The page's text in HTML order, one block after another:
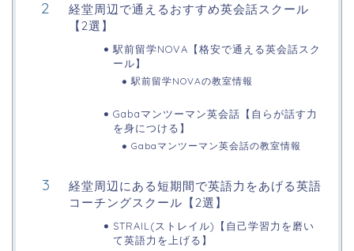
経堂周辺で通えるおすすめ英会話スクール
【2選】
駅前留学NOVA【格安で通える英会話スク
ール】
駅前留学NOVAの教室情報
Gabaマンツーマン英会話【自らが話す力
を身につける】
Gabaマンツーマン英会話の教室情報
経堂周辺にある短期間で英語力をあげる英語
コーチングスクール【2選】
STRAIL(ストレイル)【自己学習力を磨い
て英語力を上げる】